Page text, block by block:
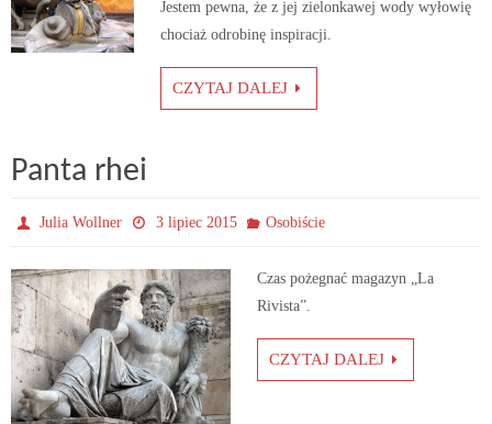
Jestem pewna, że z jej zielonkawej wody wyłowię
chociaż odrobinę inspiracji.
CZYTAJ DALEJ
Panta rhei
Julia Wollner 3 lipiec 2015 Osobiście
Czas pożegnać magazyn „La
Rivista”.
CZYTAJ DALEJ